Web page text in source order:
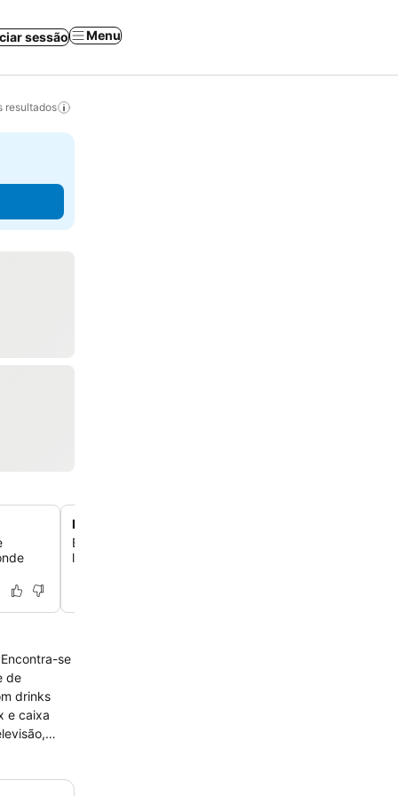
sessão Menu
resultados
Perto do local histórico da Viarco
Explore o popular local histórico da Viarco,
localizado a uma curta caminhada do hotel.
se
de
drinks
e caixa